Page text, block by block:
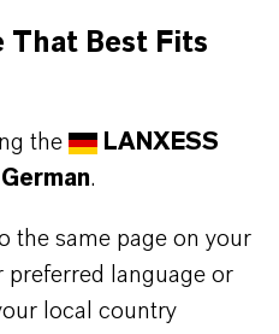
Color Workshop
exklusiv für
anbietet. Hier
eine
zum Thema
That Best Fits
the
LANXESS
German.
the same page on your
language or
local country